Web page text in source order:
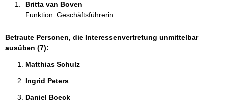
Britta van Boven
Funktion: Geschäftsführerin
Betraute Personen, die Interessenvertretung unmittelbar
ausüben (7):
Matthias Schulz
Ingrid Peters
Daniel Boeck